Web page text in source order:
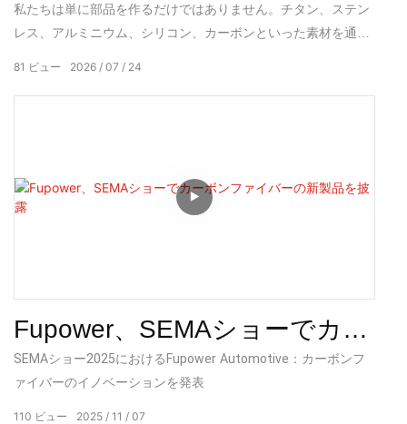
はいかにして一つのこだわり
に基づいて4つの工場を築き上
げたか
私たちは単に部品を作るだけではありません。チタン、ステン
レス、アルミニウム、シリコン、カーボンといった素材を通し
2026 07 24
81 ビュー
Fupower、SEMAショーでカー
ボンファイバーの新製品を披
露
SEMAショー2025におけるFupower Automotive：カーボンフ
ァイバーのイノベーションを発表
2025 11 07
110 ビュー